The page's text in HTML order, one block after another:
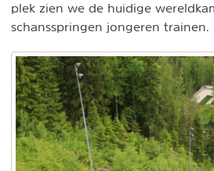
plek zien we de huidige
schansspringen jongeren trainen.